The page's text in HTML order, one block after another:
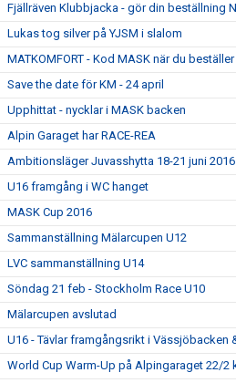
Fjällräven Klubbjacka - gör din beställning
Lukas tog silver på YJSM i slalom
MATKOMFORT - Kod MASK när du beställer
Save the date för KM - 24 april
Upphittat - nycklar i MASK backen
Alpin Garaget har RACE-REA
Ambitionsläger Juvasshytta 18-21 juni
U16 framgång i WC hanget
MASK Cup 2016
Sammanställning Mälarcupen U12
LVC sammanställning U14
Söndag 21 feb - Stockholm Race U10
Mälarcupen avslutad
U16 - Tävlar framgångsrikt i Vässjöbacken
World Cup Warm-Up på Alpingaraget 22/2